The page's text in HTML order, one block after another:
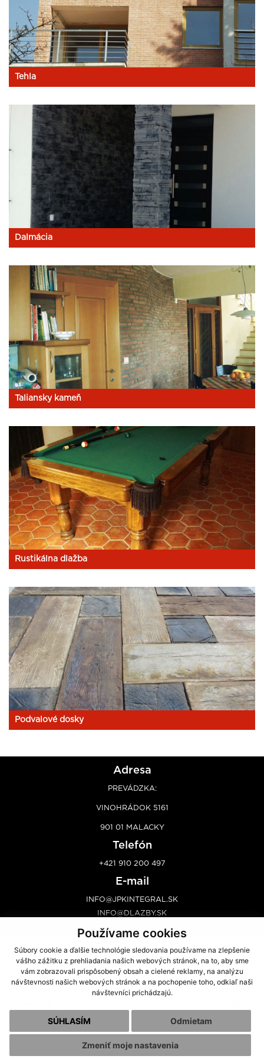
Používame cookies
Súbory cookie a ďalšie technológie sledovania používame na zlepšenie
vášho zážitku z prehliadania našich webových stránok, na to, aby sme
vám zobrazovali prispôsobený obsah a cielené reklamy, na analýzu
návštevnosti našich webových stránok a na pochopenie toho, odkiaľ naši
návštevníci prichádzajú.
SÚHLASÍM Odmietam
Zmeniť moje nastavenia
Tehla
Dalmácia
Taliansky kameň
Rustikálna dlažba
Podvalové dosky
Adresa
PREVÁDZKA:
VINOHRÁDOK 5161
901 01 MALACKY
Telefón
+421 910 200 497
E-mail
INFO@JPKINTEGRAL.SK
INFO@DLAZBY.SK
Úvod
O
spoločnosti
Poradenstvo
Výroba
Galéria
Postup pri
Predaj
Dovoz
Montáž
Cenník
Predajcovia
Kontakt
Ochrana
cookies
webdesign| webex.sk